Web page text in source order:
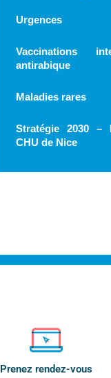
Urgences
Vaccinations
antirabique
Maladies rares
Stratégie 2030 –
CHU de Nice
Prenez rendez-vous